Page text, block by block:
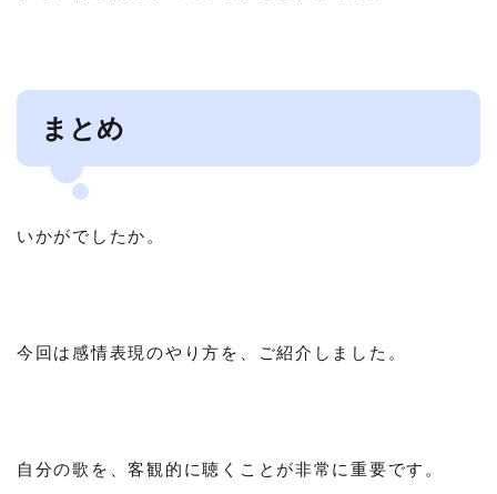
まとめ
いかがでしたか。
今回は感情表現のやり方を、ご紹介しました。
自分の歌を、客観的に聴くことが非常に重要です。